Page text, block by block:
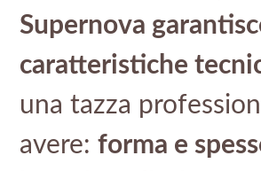
Supernova
caratteristiche
una tazza
avere:forma e